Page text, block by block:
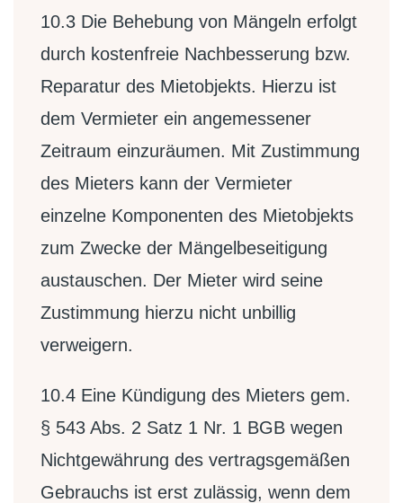
10.3 Die Behebung von Mängeln erfolgt
durch kostenfreie Nachbesserung bzw.
Reparatur des Mietobjekts. Hierzu ist
dem Vermieter ein angemessener
Zeitraum einzuräumen. Mit Zustimmung
des Mieters kann der Vermieter
einzelne Komponenten des Mietobjekts
zum Zwecke der Mängelbeseitigung
austauschen. Der Mieter wird seine
Zustimmung hierzu nicht unbillig
verweigern.
10.4 Eine Kündigung des Mieters gem.
§ 543 Abs. 2 Satz 1 Nr. 1 BGB wegen
Nichtgewährung des vertragsgemäßen
Gebrauchs ist erst zulässig, wenn dem